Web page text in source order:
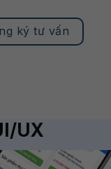
ký tư vấn
UX